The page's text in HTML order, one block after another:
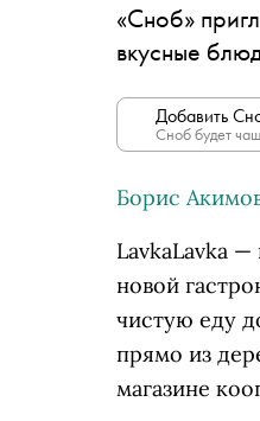
«Сноб»
вкусные
Добавить
Сноб будет
Борис
LavkaLavka
новой
чистую еду
прямо из
магазине